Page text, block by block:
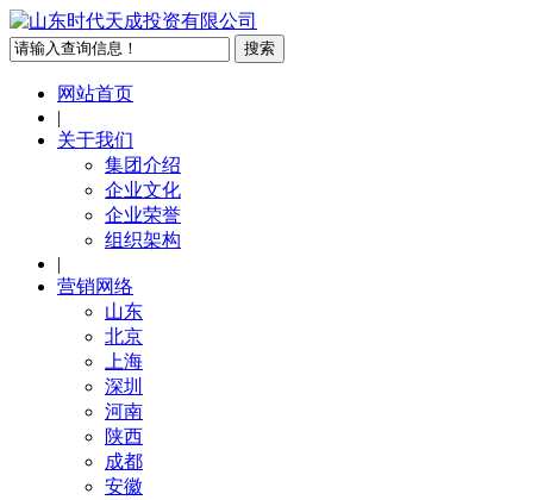
网站首页
|
关于我们
集团介绍
企业文化
企业荣誉
组织架构
|
营销网络
山东
北京
上海
深圳
河南
陕西
成都
安徽